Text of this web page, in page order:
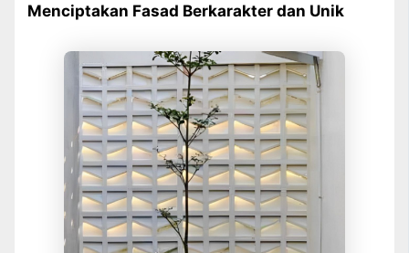
Menciptakan Fasad Berkarakter dan Unik